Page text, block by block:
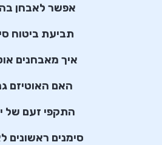
אפשר לאבחן
תביעת ביטוח
איך מאבחנים
האם האוטיזם
התקפי זעם של
סימנים ראשונים